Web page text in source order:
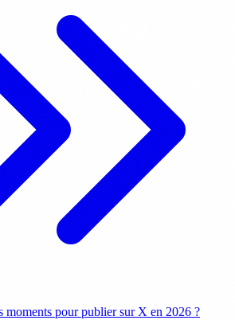
moments pour publier sur X en 2026 ?